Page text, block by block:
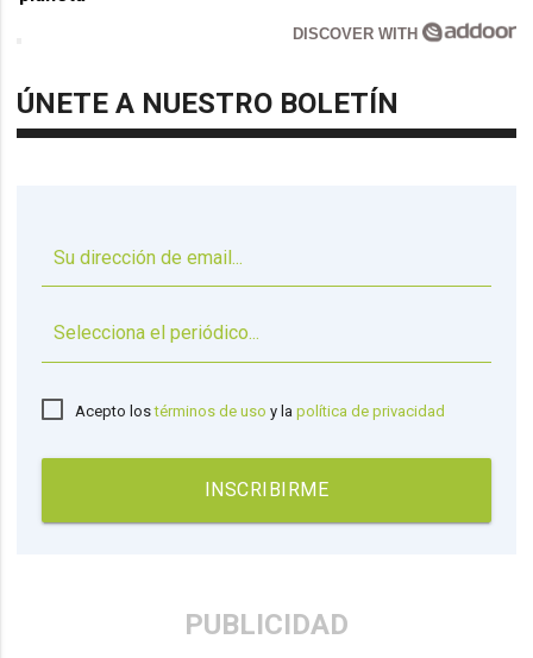
DISCOVER WITH
ÚNETE A NUESTRO BOLETÍN
Acepto lostérminos de uso y lapolítica de privacidad
INSCRIBIRME
PUBLICIDAD